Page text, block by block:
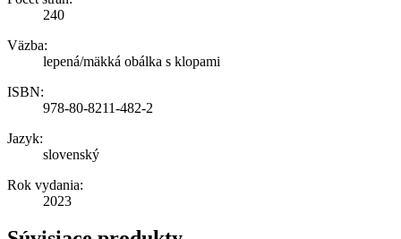
240
Väzba:
lepená/mäkká obálka s klopami
ISBN:
978-80-8211-482-2
Jazyk:
slovenský
Rok vydania:
2023